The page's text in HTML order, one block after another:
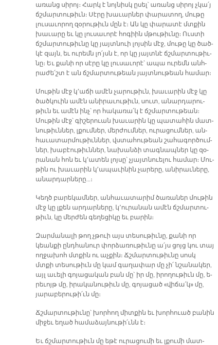
ա­ռանց սի­րոյ։ Հարկ է նոյ­նիսկ ը­սել՝ ա­ռանց սի­րոյ չկա՛յ
ճշմար­տու­թիւն։ Սէ­րը խա­ւար­ներ փա­րա­տող, մու­թը
լու­սա­ւո­րող զօ­րու­թիւն մըն է։ Ան կը փա­րա­տէ մտքին
խա­ւա­րը եւ կը լու­սա­ւո­րէ հո­գիին մթու­թիւ­նը։ Ուս­տի
ճշմար­տու­թիւ­նը կը յայտ­նուի լոյ­սին մէջ, մու­թը կը ծած­
կէ զայն, եւ ու­րեմն լո՛յսն է, որ կը յայտ­նէ ճշմար­տու­թիւ­
նը։ Եւ քա­նի որ սէ­րը կը լու­սա­ւո­րէ՝ ա­պա ու­րեմն անհ­
րա­ժե՛շտ է ան ճշմար­տու­թեան յայտ­նու­թեան հա­մար։
Մու­թին մէջ կ՚ա­ճի ա­մէն չա­րու­թիւն, խա­ւա­րին մէջ կը
ծած­կուին ա­մէն ա­նի­րա­ւու­թիւն, սուտ, ա­նար­դա­րու­
թիւն եւ ա­մէն ինչ՝ որ հա­կա­ռա՛կ է ճշմար­տու­թեան։
Մու­թին մէջ՝ գի­շե­րուան խա­ւա­րին կը պա­տա­հին մատ­
նու­թիւն­ներ, լքում­ներ, մեր­ժում­ներ, ու­րա­ցում­ներ, ան­
հա­ւա­տար­մու­թիւն­ներ, վստա­հու­թեան շա­հա­գոր­ծում­
ներ, խա­բէու­թիւն­ներ, նա­խան­ձի տագ­նապ­ներ կը զօ­
րա­նան հոն եւ կ՚ա­տեն լոյ­սը՝ չյայտ­նուե­լու հա­մար։ Մու­
թին ու խա­ւա­րին կ՚ա­պա­ւի­նին չա­րե­րը, ա­նի­րաւ­նե­րը,
ա­նար­դար­նե­րը…։
Կեղծ բա­րե­կամ­ներ, ան­հա­ւա­տա­րիմ ծա­ռա­ներ մու­թին
մէջ կը լքեն ար­դար­նե­րը, կ՚ու­րա­նան ա­մէն ճշմար­տու­
թիւն, կը մեր­ժեն գե­ղե­ցի­կը եւ բա­րին։
Զար­մա­նա­լի թող չթուի այս տե­սու­թիւ­նը, քա­նի որ
կեան­քի ընդ­հա­նուր փոր­ձա­ռու­թիւ­նը ա՛յս ցոյց կու տայ
ող­ջա­խոհ մտքին ու աչ­քին։ Ճշմար­տու­թիւ­նը սոսկ
մտքի տե­սու­թիւն մը կամ գա­ղա­փար մը չի՛ նշա­նա­կեր,
այլ ա­ւե­լի գո­յա­ցա­կան բան մը՝ իր մը, ի­րո­ղու­թիւն մը, ե­
րե­ւոյթ մը, ի­րա­կա­նու­թիւն մը, գո­յա­ցած «վի­ճա՛կ» մը,
յա­րա­բե­րու­թի՛ւն մը։
Ճշմար­տու­թիւ­նը՝ խոր­հող միտ­քին եւ խորհուած բա­նին
մի­ջեւ ե­ղած հա­մա­ձայ­նու­թի՛ւնն է։
Եւ ճշմար­տու­թիւն մը ե­թէ ու­րա­ցու­մի եւ լքու­մի մատ­